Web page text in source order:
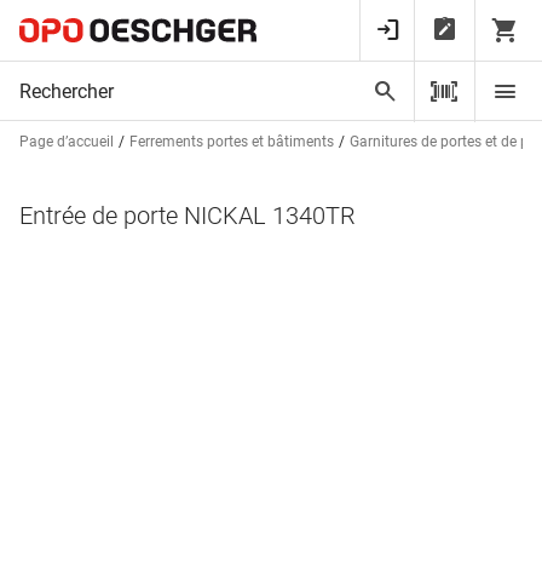
Page d’accueil Ferrements portes et bâtiments Garnitures de portes et de
Entrée de porte NICKAL 1340TR